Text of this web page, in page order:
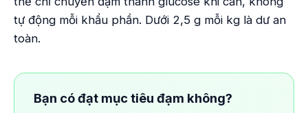
tự động mỗi khẩu phần. Dưới 2,5 g mỗi kg là dư an
toàn.
Bạn có đạt mục tiêu đạm không?